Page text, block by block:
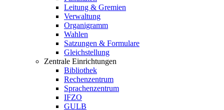
Leitung & Gremien
Verwaltung
Organigramm
Wahlen
Satzungen & Formulare
Gleichstellung
Zentrale Einrichtungen
Bibliothek
Rechenzentrum
Sprachenzentrum
IFZO
GULB